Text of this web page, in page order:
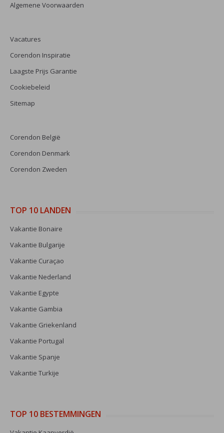
Algemene Voorwaarden
Vacatures
Corendon Inspiratie
Laagste Prijs Garantie
Cookiebeleid
Sitemap
Corendon België
Corendon Denmark
Corendon Zweden
TOP 10 LANDEN
Vakantie Bonaire
Vakantie Bulgarije
Vakantie Curaçao
Vakantie Nederland
Vakantie Egypte
Vakantie Gambia
Vakantie Griekenland
Vakantie Portugal
Vakantie Spanje
Vakantie Turkije
TOP 10 BESTEMMINGEN